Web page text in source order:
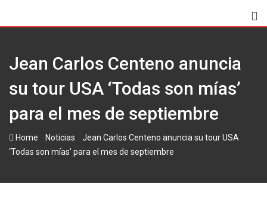
Jean Carlos Centeno anuncia
su tour USA ‘Todas son mías’
para el mes de septiembre
Home Noticias
Jean Carlos Centeno anuncia su tour USA
‘Todas son mías’ para el mes de septiembre
paul
30 junio, 2026